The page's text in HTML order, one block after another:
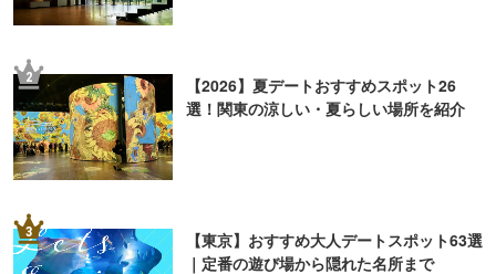
2
【2026】夏デートおすすめスポット26
選！関東の涼しい・夏らしい場所を紹介
3
【東京】おすすめ大人デートスポット63選
｜定番の遊び場から隠れた名所まで